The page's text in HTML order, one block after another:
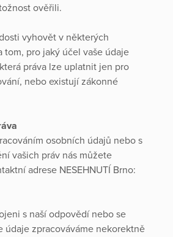
ověřili.
vyhovět v některých
tom, pro jaký účel vaše údaje
práva lze uplatnit jen pro
nebo existují zákonné
osobních údajů nebo s
vašich práv nás můžete
adrese NESEHNUTÍ Brno:
s naší odpovědí nebo se
údaje zpracováváme nekorektně